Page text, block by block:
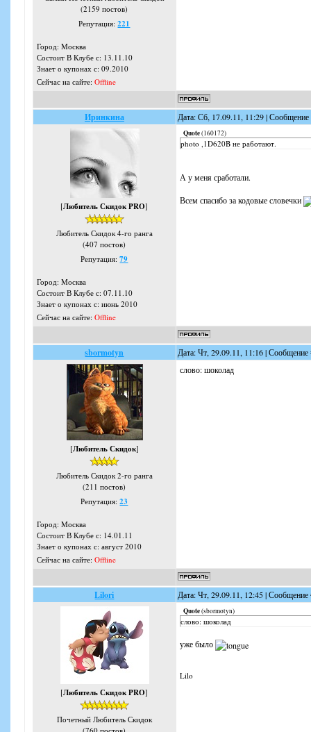
(2159 постов)
Репутация:221
Город: Москва
Состоит В Клубе с: 13.11.10
Знает о купонах с: 09.2010
Сейчас на сайте: Offline
Иринкина Дата: Сб, 17.09.11, 11:29 |
[Любитель Скидок PRO]
Любитель Скидок 4-го ранга
(407 постов)
Репутация:79
Город: Москва
Состоит В Клубе с: 07.11.10
Знает о купонах с: июнь 2010
Сейчас на сайте: Offline
Quote(160172)
photo ,1D620B не работают.
А у меня сработали.
Всем спасибо за кодовые словечки
sbormotyn Дата: Чт, 29.09.11, 11:16 |
[Любитель Скидок]
Любитель Скидок 2-го ранга
(211 постов)
Репутация:23
Город: Москва
Состоит В Клубе с: 14.01.11
Знает о купонах с: август 2010
Сейчас на сайте: Offline
слово: шоколад
Lilori Дата: Чт, 29.09.11, 12:45 |
[Любитель Скидок PRO]
Почетный Любитель Скидок
Quote(sbormotyn)
слово: шоколад
уже было
Lilo